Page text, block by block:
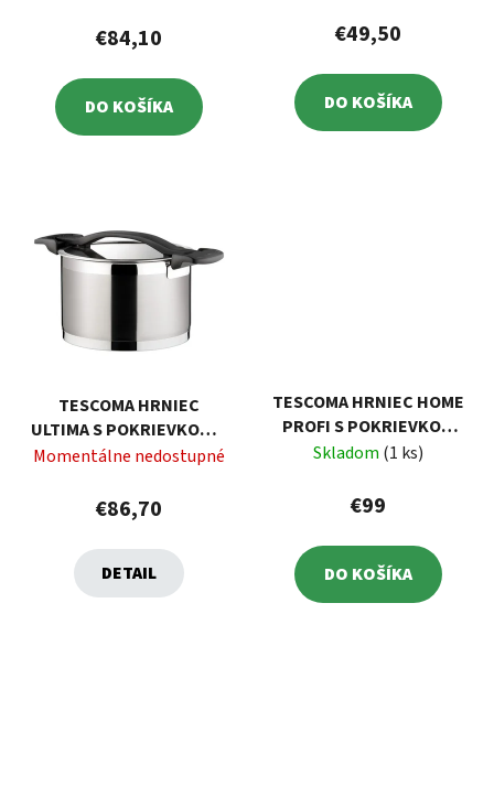
€84,10
DO KOŠÍKA
€49,50
DO KOŠÍKA
TESCOMA HRNIEC
ULTIMA S POKRIEVKOU Ø
24 CM, 7,0 L
Momentálne nedostupné
€86,70
DETAIL
TESCOMA HRNIEC HOME
PROFI S POKRIEVKOU
Ø28 CM, 10,0L
Skladom (1 ks)
€99
DO KOŠÍKA